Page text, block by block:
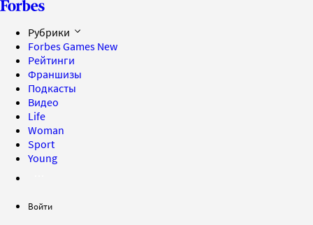
Рубрики
Forbes Games New
Рейтинги
Франшизы
Подкасты
Видео
Life
Woman
Sport
Young
Войти